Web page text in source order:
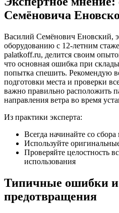
Семёновича
Василий Семёнович Еновский,
оборудованию с 12-летним
palatkoff.ru, делится своим
что основная ошибка при
попытка спешить. Рекомендую
подготовки места и проверки
важно правильно расположить
направления ветра во время
Из практики эксперта:
Всегда начинайте со
Используйте
Проверяйте целостность
использования
Типичные ошибки и
предотвращения